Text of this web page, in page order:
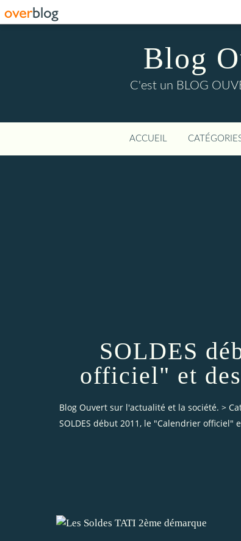
Blog
C'est un BLOG
ACCUEIL
SOLDES
officiel" et
Blog Ouvert sur l'actualité et la société. >
SOLDES début 2011, le "Calendrier officiel"